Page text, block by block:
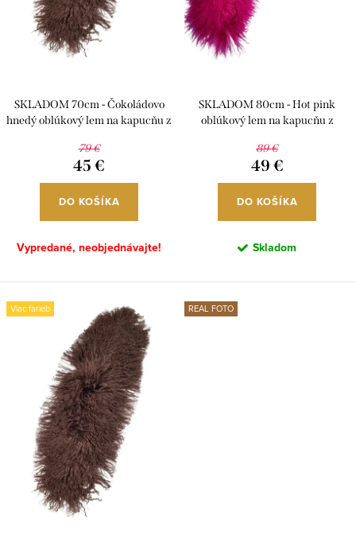
oSKLADOM 70cm - Čokoládovo
hnedý oblúkový lem na kapucňu z
79 €
45 €
DO KOŠÍKA
Vypredané, neobjednávajte!
SKLADOM 80cm - Hot pink
oblúkový lem na kapucňu z
89 €
49 €
DO KOŠÍKA
Skladom
Viac farieb REAL FOTO